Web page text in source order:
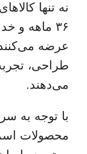
۳۶ ماهه
عرضه
طراحی،
می‌دهند.
با توجه به
محصولات